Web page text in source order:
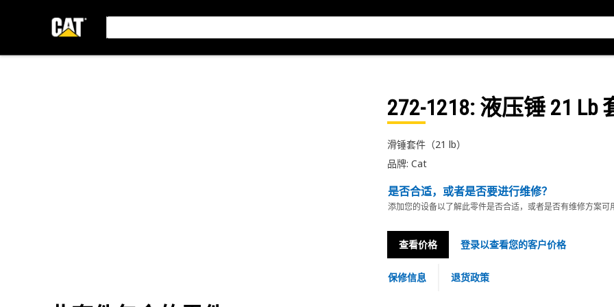
272-1218: 液压锤 21 Lb
滑锤套件（21 lb）
品牌: Cat
是否合适，或者是否要进行维修？
添加您的设备以了解此零件是否合适，或者是否有维修方案可
查看价格 登录以查看您的客户价格
保修信息 退货政策